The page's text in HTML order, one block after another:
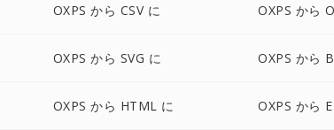
OXPS から CSV に OXPS から
OXPS から SVG に OXPS から
OXPS から HTML に OXPS から